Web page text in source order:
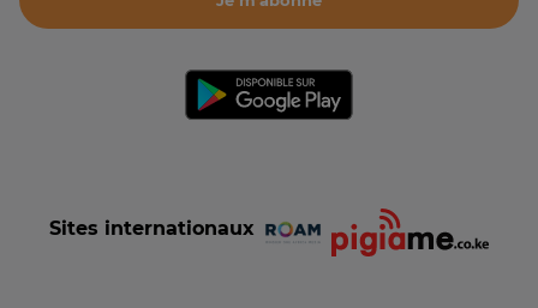
Sites internationaux